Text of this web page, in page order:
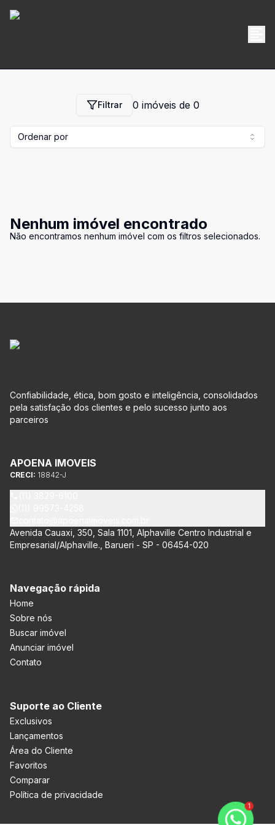
Filtrar 0 imóveis de 0
Ordenar por
Nenhum imóvel encontrado
Não encontramos nenhum imóvel com os filtros selecionados.
Confiabilidade, ética, bom gosto e inteligência, consolidados
pela satisfação dos clientes e pelo sucesso junto aos
parceiros
APOENA IMOVEIS
CRECI: 18842-J
Avenida Cauaxi, 350, Sala 1101, Alphaville Centro Industrial e
Empresarial/Alphaville., Barueri - SP - 06454-020
Navegação rápida
Home
Sobre nós
Buscar imóvel
Anunciar imóvel
Contato
Suporte ao Cliente
Exclusivos
Lançamentos
Área do Cliente
Favoritos
Comparar
Política de privacidade
1